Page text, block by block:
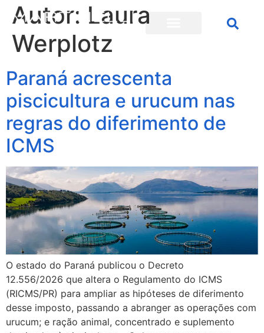
Autor: Laura
Werplotz
Paraná acrescenta
piscicultura e urucum nas
regras do diferimento de
ICMS
O estado do Paraná publicou o Decreto
12.556/2026 que altera o Regulamento do ICMS
(RICMS/PR) para ampliar as hipóteses de diferimento
desse imposto, passando a abranger as operações com
urucum; e ração animal, concentrado e suplemento